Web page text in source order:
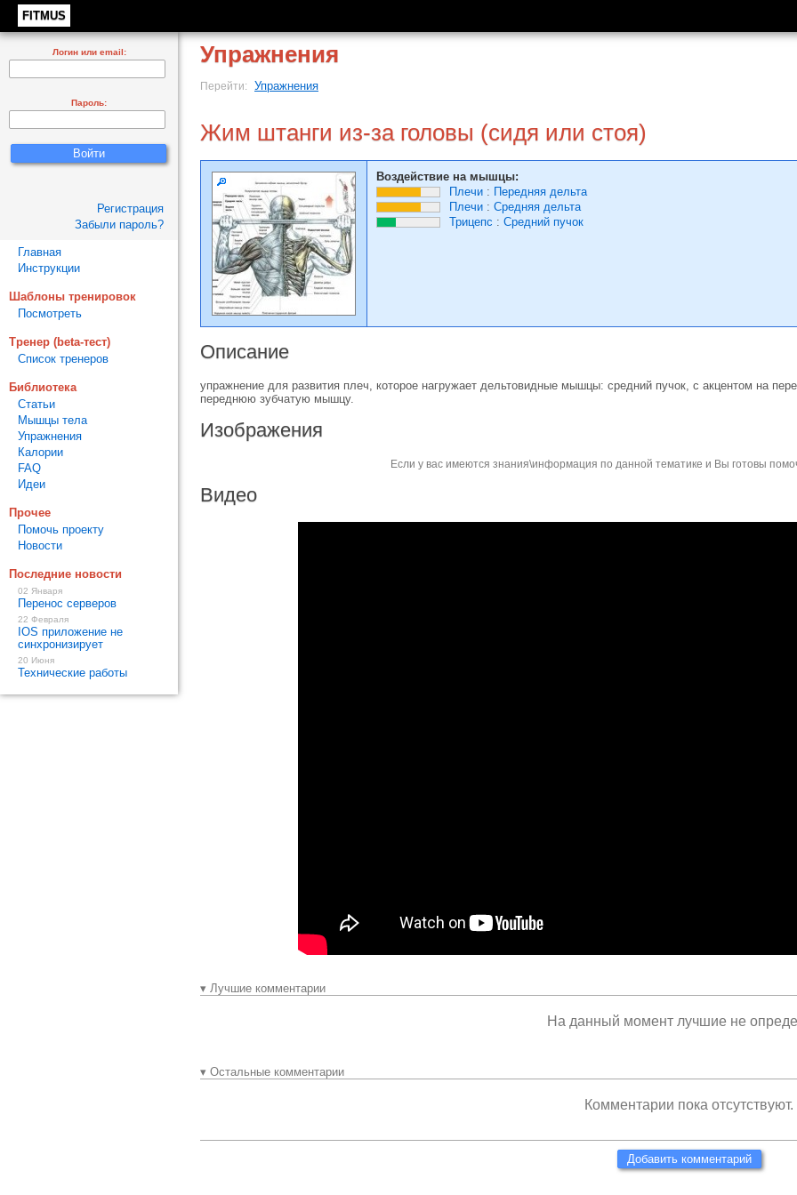
FITMUS
Упражнения
Перейти: Упражнения
Жим штанги из-за головы (сидя или стоя)
Воздействие на мышцы:
Плечи : Передняя дельта
Плечи : Средняя дельта
Трицепс : Средний пучок
Описание
упражнение для развития плеч, которое нагружает дельтовидные мышцы: средний пучок, с акцентом на
переднюю зубчатую мышцу.
Изображения
Если у вас имеются знания\информация по данной тематике и Вы готовы
Видео
▾ Лучшие комментарии
На данный момент лучшие не
▾ Остальные комментарии
Комментарии пока отсутствуют.
Добавить комментарий
Логин или email:
Пароль:
Регистрация
Забыли пароль?
Главная
Инструкции
Шаблоны тренировок
Посмотреть
Тренер (beta-тест)
Список тренеров
Библиотека
Статьи
Мышцы тела
Упражнения
Калории
FAQ
Идеи
Прочее
Помочь проекту
Новости
Последние новости
02 Января
Перенос серверов
22 Февраля
IOS приложение не
синхронизирует
20 Июня
Технические работы